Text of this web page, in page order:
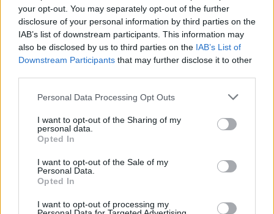
your opt-out. You may separately opt-out of the further
disclosure of your personal information by third parties on the
IAB’s list of downstream participants. This information may
also be disclosed by us to third parties on the IAB’s List of
Downstream Participants that may further disclose it to other
Please note that this website/app uses one or more Google
not limited to your visit or usage behaviour. You may click to
grant or deny consent to Google and its third-party tags to
use your data for below specified purposes in below Google
consent section.
Personal Data Processing Opt Outs
I want to opt-out of the Sharing of my
personal data.
Opted In
I want to opt-out of the Sale of my
Personal Data.
Opted In
I want to opt-out of processing my
#MELLÉKHATÁS # RTL # RTL KLUB #RTL MOST+
Népszerű